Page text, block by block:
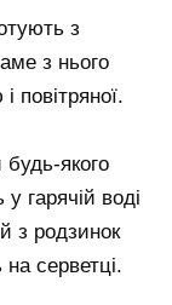
з
з нього
повітряної.
будь-якого
гарячій воді
з родзинок
серветці.